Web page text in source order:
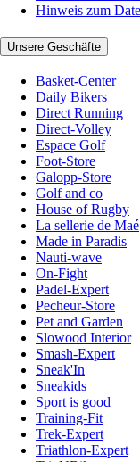
Hinweis zum
Unsere Geschäfte
Basket-Center
Daily Bikers
Direct Running
Direct-Volley
Espace Golf
Foot-Store
Galopp-Store
Golf and co
House of Rugby
La sellerie de Maé
Made in Paradis
Nauti-wave
On-Fight
Padel-Expert
Pecheur-Store
Pet and Garden
Slowood Interior
Smash-Expert
Sneak'In
Sneakids
Sport is good
Training-Fit
Trek-Expert
Triathlon-Expert